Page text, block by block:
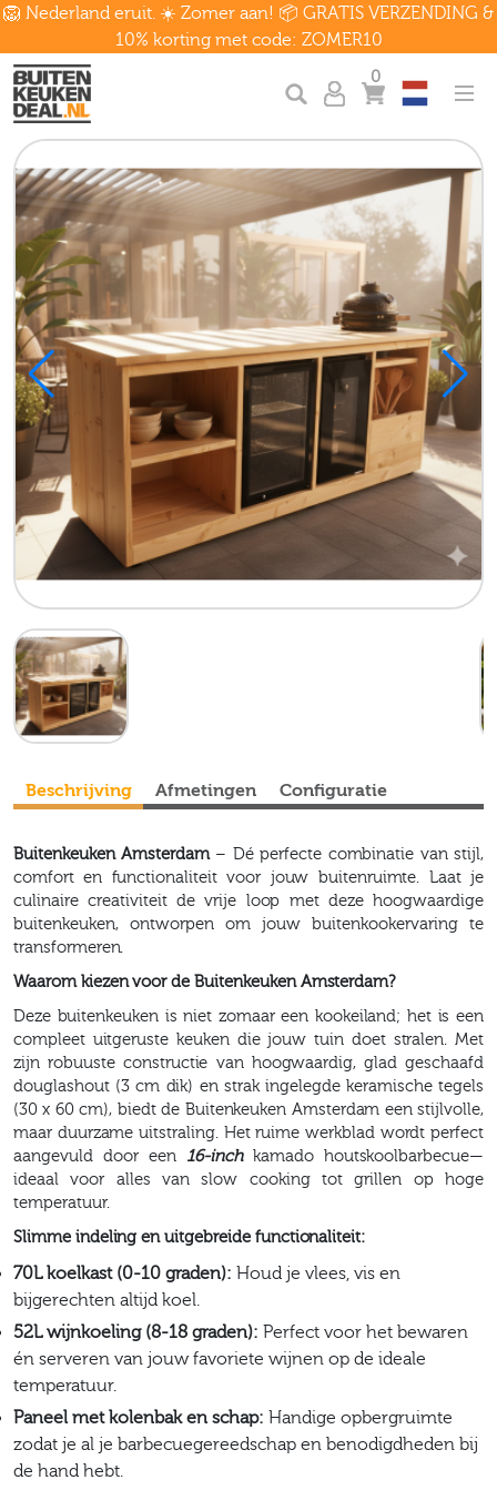
🦁 Nederland eruit. ☀️ Zomer aan! 📦 GRATIS VERZENDING &
10% korting met code: ZOMER10
0
Beschrijving Afmetingen Configuratie
Buitenkeuken Amsterdam– Dé perfecte combinatie van stijl,
comfort en functionaliteit voor jouw buitenruimte. Laat je
culinaire creativiteit de vrije loop met deze hoogwaardige
buitenkeuken, ontworpen om jouw buitenkookervaring te
transformeren.
Waarom kiezen voor de Buitenkeuken Amsterdam?
Deze buitenkeuken is niet zomaar een kookeiland; het is een
compleet uitgeruste keuken die jouw tuin doet stralen. Met
zijn robuuste constructie van hoogwaardig, glad geschaafd
douglashout (3 cm dik) en strak ingelegde keramische tegels
(30 x 60 cm), biedt de Buitenkeuken Amsterdam een stijlvolle,
maar duurzame uitstraling. Het ruime werkblad wordt perfect
aangevuld door een 16-inch kamado houtskoolbarbecue—
ideaal voor alles van slow cooking tot grillen op hoge
temperatuur.
Slimme indeling en uitgebreide functionaliteit:
70L koelkast (0-10 graden): Houd je vlees, vis en
bijgerechten altijd koel.
52L wijnkoeling (8-18 graden): Perfect voor het bewaren
én serveren van jouw favoriete wijnen op de ideale
temperatuur.
Paneel met kolenbak en schap: Handige opbergruimte
zodat je al je barbecuegereedschap en benodigdheden bij
de hand hebt.